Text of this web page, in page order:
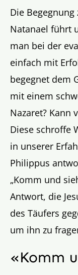
Die
Natanael führt
man bei der
einfach mit
begegnet dem
mit einem
Nazaret? Kann
Diese schroffe
in unserer
Philippus
„Komm und
Antwort, die
des Täufers
um ihn zu
«Komm